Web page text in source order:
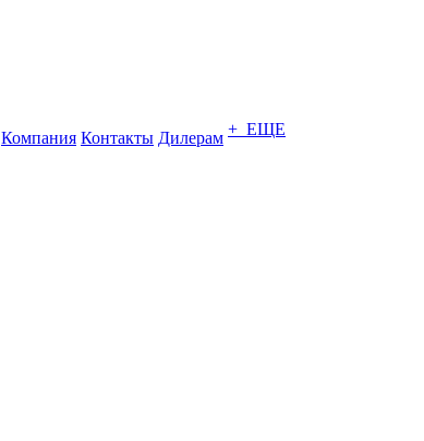
Компания Контакты Дилерам + ЕЩЕ